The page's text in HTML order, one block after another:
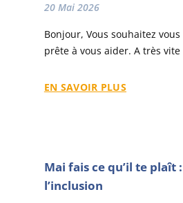
20 Mai 2026
Bonjour, Vous souhaitez
prête à vous aider. A très
EN SAVOIR PLUS
Mai fais ce qu’il te plaît
l’inclusion